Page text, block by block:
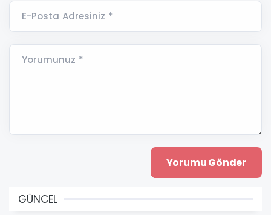
E-Posta Adresiniz *
Yorumunuz *
GÜNCEL